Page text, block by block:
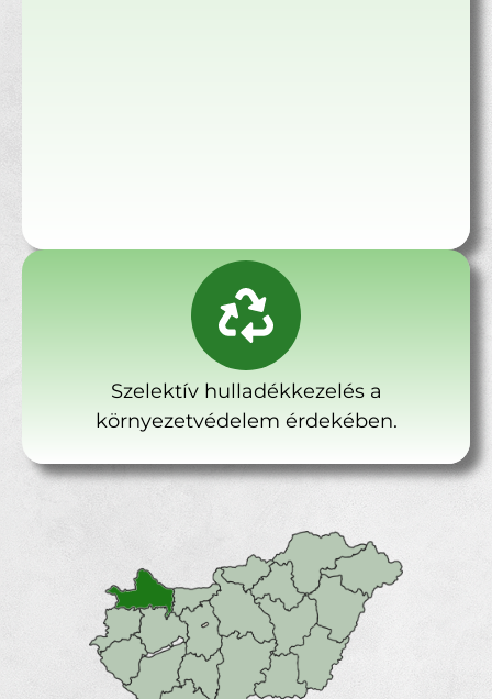
Szelektív hulladékkezelés a
környezetvédelem érdekében.